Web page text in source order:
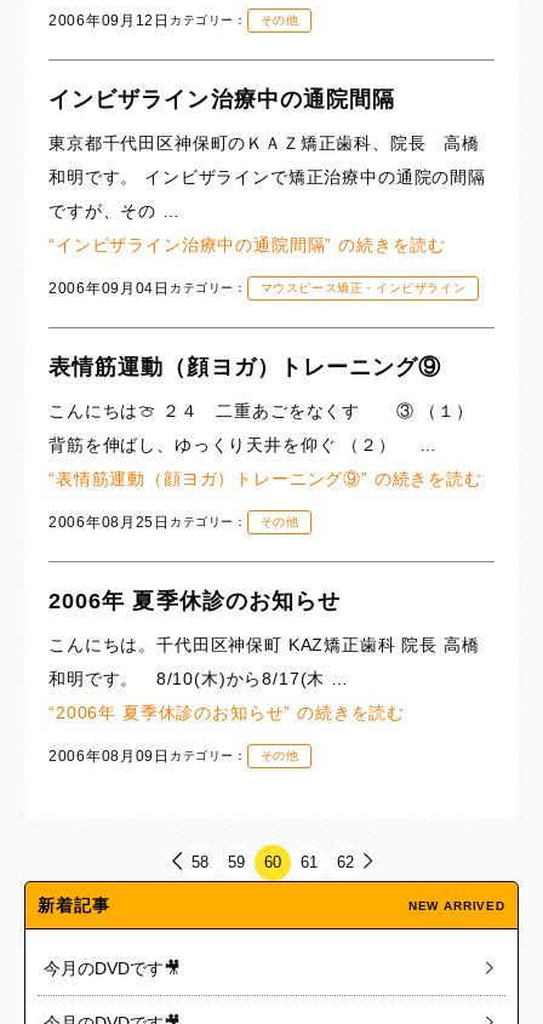
2006年09月12日 カテゴリー： その他
インビザライン治療中の通院間隔
東京都千代田区神保町のＫＡＺ矯正歯科、院長 高橋
和明です。 インビザラインで矯正治療中の通院の間隔
ですが、その …
“インビザライン治療中の通院間隔” の続きを読む
2006年09月04日 カテゴリー： マウスピース矯正・インビザライン
表情筋運動（顔ヨガ）トレーニング⑨
こんにちは🍈 ２４ 二重あごをなくす ③ （１）
背筋を伸ばし、ゆっくり天井を仰ぐ （２） …
“表情筋運動（顔ヨガ）トレーニング⑨” の続きを読む
2006年08月25日 カテゴリー： その他
2006年 夏季休診のお知らせ
こんにちは。千代田区神保町 KAZ矯正歯科 院長 高橋
和明です。 8/10(木)から8/17(木 …
“2006年 夏季休診のお知らせ” の続きを読む
2006年08月09日 カテゴリー： その他
58 59 60 61 62
新着記事 NEW ARRIVED
今月のDVDです🎥